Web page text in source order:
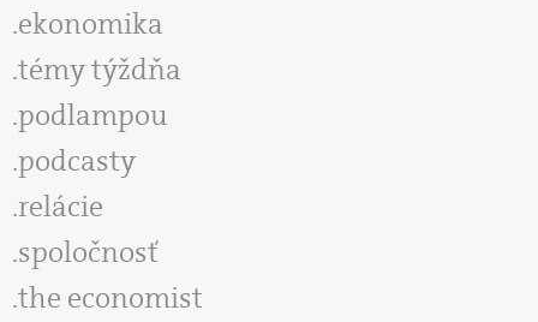
ekonomika
témy týždňa
podlampou
podcasty
relácie
spoločnosť
the economist